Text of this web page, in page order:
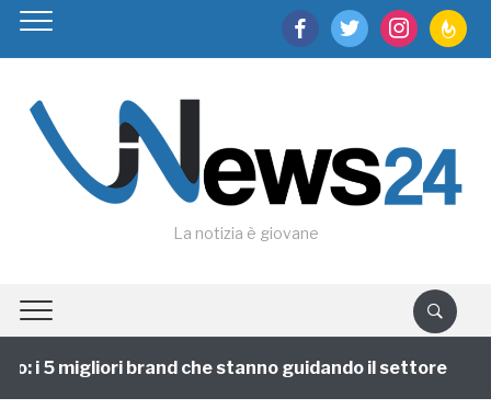
facebooktwitter instagram
La notizia è giovane
i 5 migliori brand che stanno guidando il settore